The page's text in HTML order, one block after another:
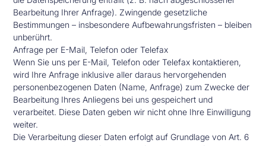
Bearbeitung Ihrer Anfrage). Zwingende gesetzliche
Bestimmungen – insbesondere Aufbewahrungsfristen – bleiben
unberührt.
Anfrage per E-Mail, Telefon oder Telefax
Wenn Sie uns per E-Mail, Telefon oder Telefax kontaktieren,
wird Ihre Anfrage inklusive aller daraus hervorgehenden
personenbezogenen Daten (Name, Anfrage) zum Zwecke der
Bearbeitung Ihres Anliegens bei uns gespeichert und
verarbeitet. Diese Daten geben wir nicht ohne Ihre Einwilligung
weiter.
Die Verarbeitung dieser Daten erfolgt auf Grundlage von Art. 6